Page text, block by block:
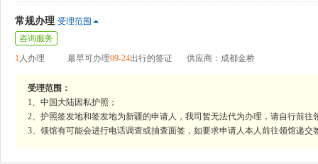
常规办理 受理范围
咨询服务
1人办理 最早可办理09-24出行的签证 供应商：成都金桥
受理范围：
1、中国大陆因私护照；
2、护照签发地和签发地为新疆的申请人，我司暂无法代为办理，请自行前往
3、领馆有可能会进行电话调查或抽查面签，如要求申请人本人前往领馆递